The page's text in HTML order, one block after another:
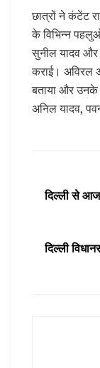
छात्रों ने कंटेंट
के विभिन्न
सुनील यादव और
कराई। अविरल
बताया और उनके
अनिल यादव,
दिल्ली से
दिल्ली